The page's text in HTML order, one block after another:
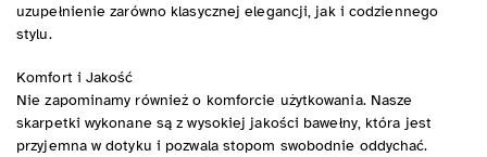
uzupełnienie zarówno klasycznej elegancji, jak i codziennego
stylu.
Komfort i Jakość
Nie zapominamy również o komforcie użytkowania. Nasze
skarpetki wykonane są z wysokiej jakości bawełny, która jest
przyjemna w dotyku i pozwala stopom swobodnie oddychać.